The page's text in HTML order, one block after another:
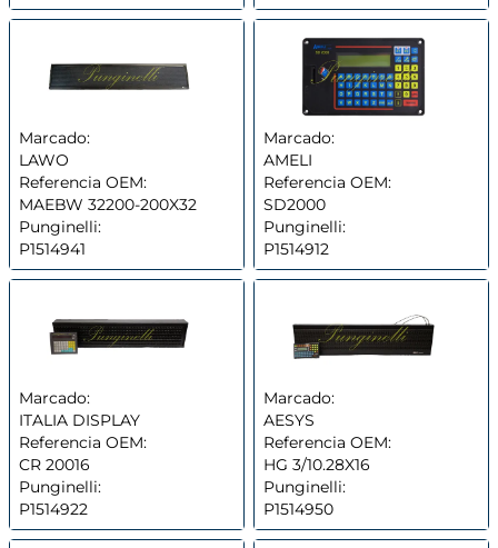
Marcado:
LAWO
Referencia OEM:
MAEBW 32200-200X32
Punginelli:
P1514941
Marcado:
AMELI
Referencia OEM:
SD2000
Punginelli:
P1514912
Marcado:
ITALIA DISPLAY
Referencia OEM:
CR 20016
Punginelli:
P1514922
Marcado:
AESYS
Referencia OEM:
HG 3/10.28X16
Punginelli:
P1514950